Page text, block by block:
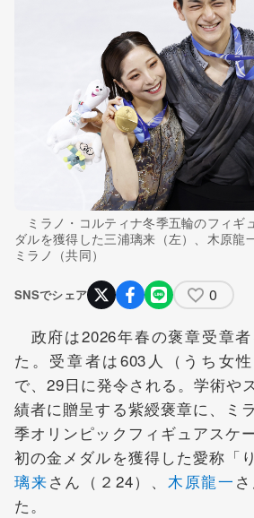
ミラノ・コルティナ冬季五輪のフィギ
ダルを獲得した三浦璃来（左）、木原龍
ミラノ（共同）
SNSでシェア 0
政府は2026年春の褒章受章
た。受章者は603人（うち女
で、29日に発令される。学術や
績者に贈呈する紫綬褒章に、ミ
季オリンピックフィギュアスケ
初の金メダルを獲得した愛称「
璃来さん（２24）、 木原龍一
た。